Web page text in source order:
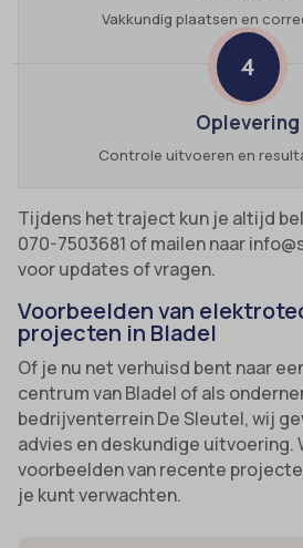
Vakkundig plaatsen en
4
Oplevering
Controle uitvoeren en
Tijdens het traject kun je altijd
070-7503681 of mailen naar
voor updates of vragen.
Voorbeelden van
projecten in Bladel
Of je nu net verhuisd bent naar
centrum van Bladel of als
bedrijventerrein De Sleutel, wij
advies en deskundige uitvoering.
voorbeelden van recente
je kunt verwachten.